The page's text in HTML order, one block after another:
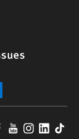
YouTube